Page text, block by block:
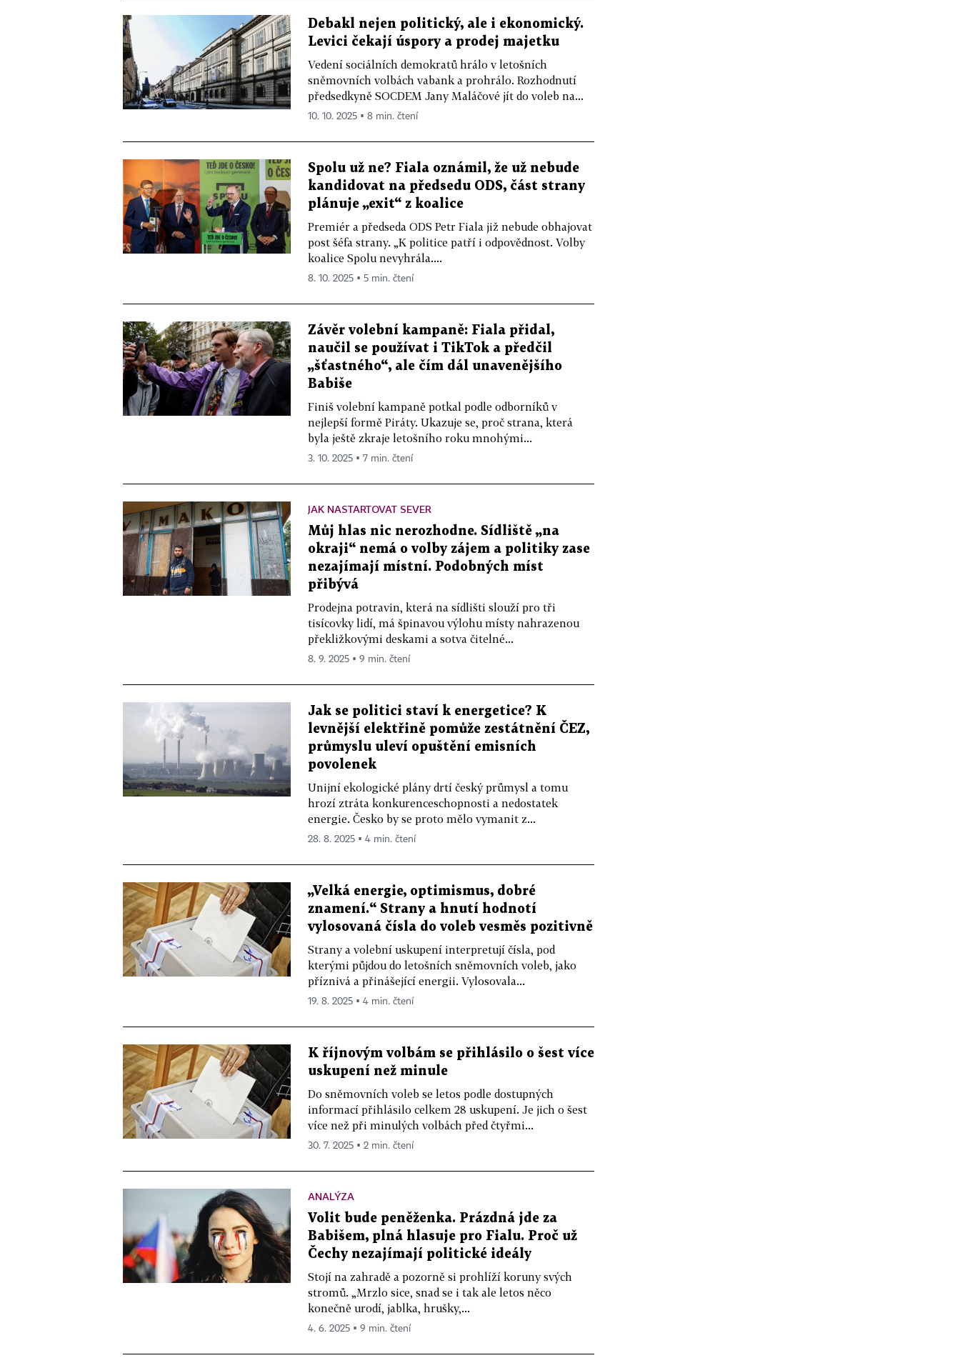
Debakl nejen politický, ale i ekonomický.
Levici čekají úspory a prodej majetku
Vedení sociálních demokratů hrálo v letošních
sněmovních volbách vabank a prohrálo. Rozhodnutí
předsedkyně SOCDEM Jany Maláčové jít do voleb na...
10. 10. 2025 ▪ 8 min. čtení
Spolu už ne? Fiala oznámil, že už nebude
kandidovat na předsedu ODS, část strany
plánuje „exit“ z koalice
Premiér a předseda ODS Petr Fiala již nebude obhajovat
post šéfa strany. „K politice patří i odpovědnost. Volby
koalice Spolu nevyhrála....
8. 10. 2025 ▪ 5 min. čtení
Závěr volební kampaně: Fiala přidal,
naučil se používat i TikTok a předčil
„šťastného“, ale čím dál unavenějšího
Babiše
Finiš volební kampaně potkal podle odborníků v
nejlepší formě Piráty. Ukazuje se, proč strana, která
byla ještě zkraje letošního roku mnohými...
3. 10. 2025 ▪ 7 min. čtení
JAK NASTARTOVAT SEVER
Můj hlas nic nerozhodne. Sídliště „na
okraji“ nemá o volby zájem a politiky zase
nezajímají místní. Podobných míst
přibývá
Prodejna potravin, která na sídlišti slouží pro tři
tisícovky lidí, má špinavou výlohu místy nahrazenou
překližkovými deskami a sotva čitelné...
8. 9. 2025 ▪ 9 min. čtení
Jak se politici staví k energetice? K
levnější elektřině pomůže zestátnění ČEZ,
průmyslu uleví opuštění emisních
povolenek
Unijní ekologické plány drtí český průmysl a tomu
hrozí ztráta konkurenceschopnosti a nedostatek
energie. Česko by se proto mělo vymanit z...
28. 8. 2025 ▪ 4 min. čtení
„Velká energie, optimismus, dobré
znamení.“ Strany a hnutí hodnotí
vylosovaná čísla do voleb vesměs pozitivně
Strany a volební uskupení interpretují čísla, pod
kterými půjdou do letošních sněmovních voleb, jako
příznivá a přinášející energii. Vylosovala...
19. 8. 2025 ▪ 4 min. čtení
K říjnovým volbám se přihlásilo o šest více
uskupení než minule
Do sněmovních voleb se letos podle dostupných
informací přihlásilo celkem 28 uskupení. Je jich o šest
více než při minulých volbách před čtyřmi...
30. 7. 2025 ▪ 2 min. čtení
ANALÝZA
Volit bude peněženka. Prázdná jde za
Babišem, plná hlasuje pro Fialu. Proč už
Čechy nezajímají politické ideály
Stojí na zahradě a pozorně si prohlíží koruny svých
stromů. „Mrzlo sice, snad se i tak ale letos něco
konečně urodí, jablka, hrušky,...
4. 6. 2025 ▪ 9 min. čtení